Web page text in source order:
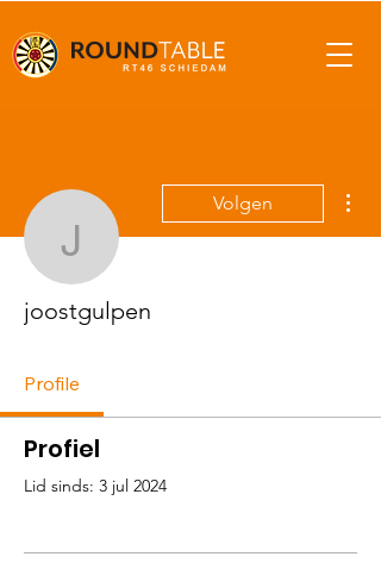
joostgulpen
Volgen
joostgulpen
Profile
Profiel
Lid sinds: 3 jul 2024